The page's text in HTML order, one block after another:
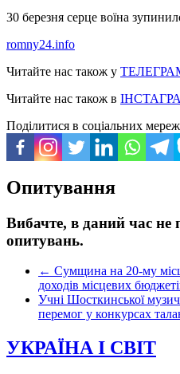
30 березня серце воїна
romny24.info
Читайте нас також у
Читайте нас також в
Поділитися в соціальних
Опитування
Вибачте, в даний час не
опитувань.
← Сумщина на 20-му
доходів місцевих
Учні Шосткинської
перемог у конкурсах
УКРАЇНА І СВІТ